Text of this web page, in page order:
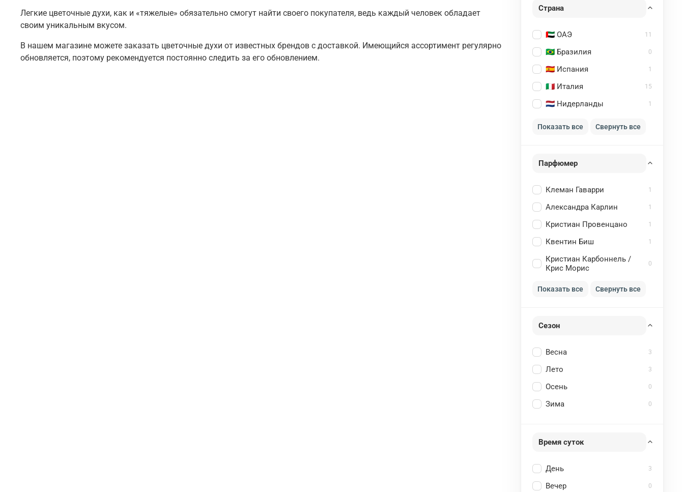
Легкие цветочные духи, как и «тяжелые» обязательно смогут найти своего покупателя, ведь каждый человек обладает
своим уникальным вкусом.
В нашем магазине можете заказать цветочные духи от известных брендов с доставкой. Имеющийся ассортимент регулярно
обновляется, поэтому рекомендуется постоянно следить за его обновлением.
Страна
🇦🇪 ОАЭ 11
🇧🇷 Бразилия 0
🇪🇸 Испания 1
🇮🇹 Италия 15
🇳🇱 Нидерланды 1
Показать все Свернуть все
Парфюмер
Клеман Гаварри 1
Александра Карлин 1
Кристиан Провенцано 1
Квентин Биш 1
Кристиан Карбоннель /
Крис Морис
0
Показать все Свернуть все
Сезон
Весна 3
Лето 3
Осень 0
Зима 0
Время суток
День 3
Вечер 0